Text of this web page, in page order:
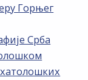
Горњег
Срба